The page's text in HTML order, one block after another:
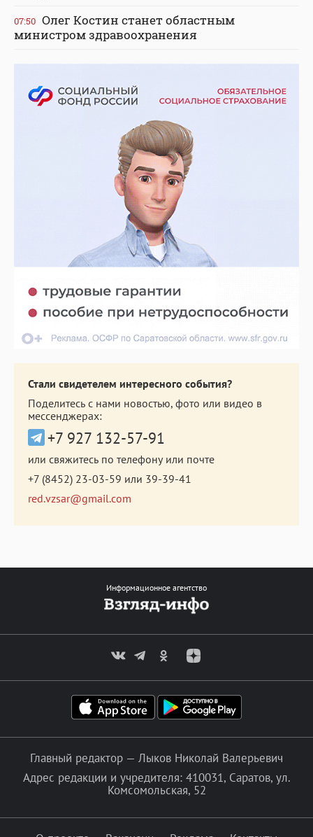
07:50 Олег Костин станет областным
министром здравоохранения
Стали свидетелем интересного события?
Поделитесь с нами новостью, фото или видео в
мессенджерах:
+7 927 132-57-91
или свяжитесь по телефону или почте
+7 (8452) 23-03-59 или 39-39-41
red.vzsar@gmail.com
Информационное агентство
Главный редактор — Лыков Николай Валерьевич
Адрес редакции и учредителя: 410031, Саратов, ул.
Комсомольская, 52